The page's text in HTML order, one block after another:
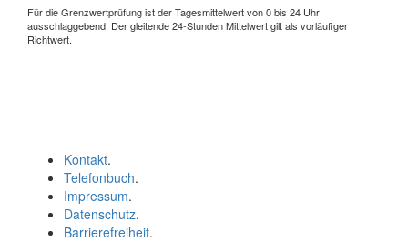
Für die Grenzwertprüfung ist der Tagesmittelwert von 0 bis 24 Uhr
ausschlaggebend. Der gleitende 24-Stunden Mittelwert gilt als vorläufiger
Richtwert.
Kontakt.
Telefonbuch.
Impressum.
Datenschutz.
Barrierefreiheit.